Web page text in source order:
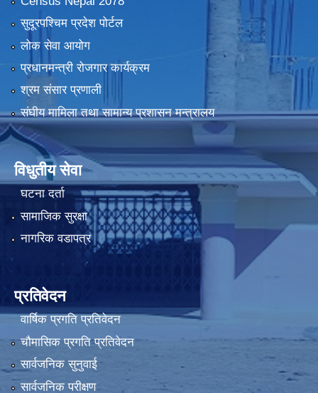
सुदूरपश्चिम प्रदेश पोर्टल
लोक सेवा आयोग
प्रधानमन्त्री रोजगार कार्यक्रम
श्रम संसार प्रणाली
संघीय मामिला तथा सामान्य प्रशासन मन्त्रालय
विधुतीय सेवा
घटना दर्ता
सामाजिक सुरक्षा
नागरिक वडापत्र
प्रतिवेदन
वार्षिक प्रगति प्रतिवेदन
चौमासिक प्रगति प्रतिवेदन
सार्वजनिक सुनुवाई
सार्वजनिक परीक्षण